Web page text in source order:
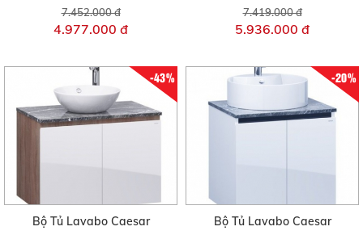
7.452.000 đ
4.977.000 đ
7.419.000 đ
5.936.000 đ
-43%
Bộ Tủ Lavabo Caesar
-20%
Bộ Tủ Lavabo Caesar